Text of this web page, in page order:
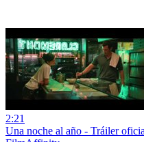
2:21
Una noche al año - Tráiler